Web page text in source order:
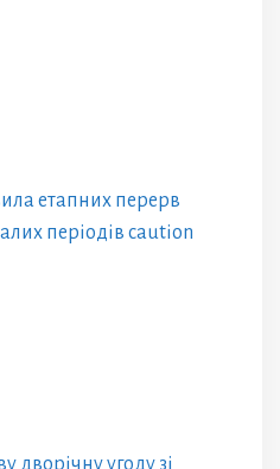
етапних перерв
періодів caution
дворічну угоду зі